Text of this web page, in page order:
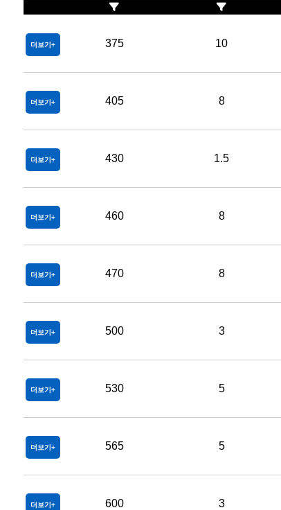
더보기 375 10
더보기 405 8
더보기 430 1.5
더보기 460 8
더보기 470 8
더보기 500 3
더보기 530 5
더보기 565 5
더보기 600 3